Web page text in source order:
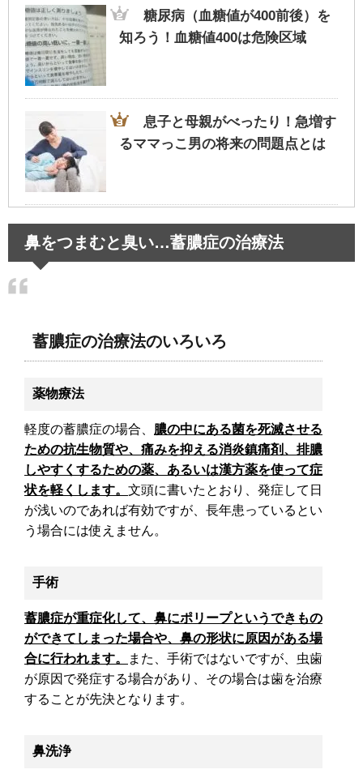
糖尿病（血糖値が400前後）を
知ろう！血糖値400は危険区域
息子と母親がべったり！急増す
るママっこ男の将来の問題点とは
腹筋の筋肉痛でくしゃみするだ
けでも痛い…原因とその対処法！
動物園や水族館のデートは女性
旦那が飲み会で連絡なし…イライ
ラせず過ごすための考え方とは
鼻をつまむと臭い…蓄膿症の治療法
蓄膿症の治療法のいろいろ
薬物療法
軽度の蓄膿症の場合、 膿の中にある菌を死滅させる
ための抗生物質や、痛みを抑える消炎鎮痛剤、排膿
しやすくするための薬、あるいは漢方薬を使って症
状を軽くします。 文頭に書いたとおり、発症して日
が浅いのであれば有効ですが、長年患っているとい
う場合には使えません。
手術
蓄膿症が重症化して、鼻にポリープというできもの
ができてしまった場合や、鼻の形状に原因がある場
合に行われます。
また、手術ではないですが、虫歯
が原因で発症する場合があり、その場合は歯を治療
することが先決となります。
鼻洗浄